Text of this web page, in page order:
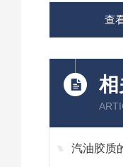
查
相
汽油胶质